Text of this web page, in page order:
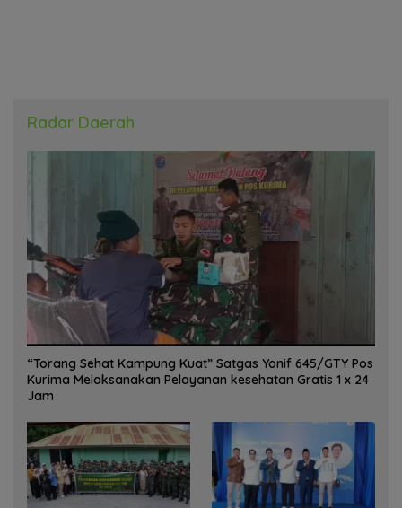
Radar Daerah
“Torang Sehat Kampung Kuat” Satgas Yonif 645/GTY Pos
Kurima Melaksanakan Pelayanan kesehatan Gratis 1 x 24
Jam